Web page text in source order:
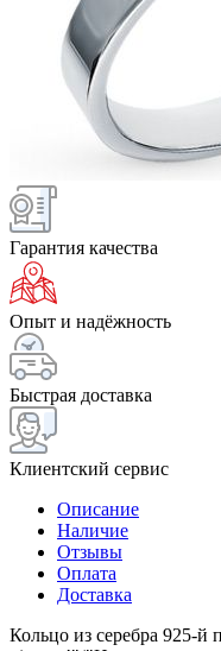
Гарантия качества
Опыт и надёжность
Быстрая доставка
Клиентский сервис
Описание
Наличие
Отзывы
Оплата
Доставка
Кольцо из серебра 925-й